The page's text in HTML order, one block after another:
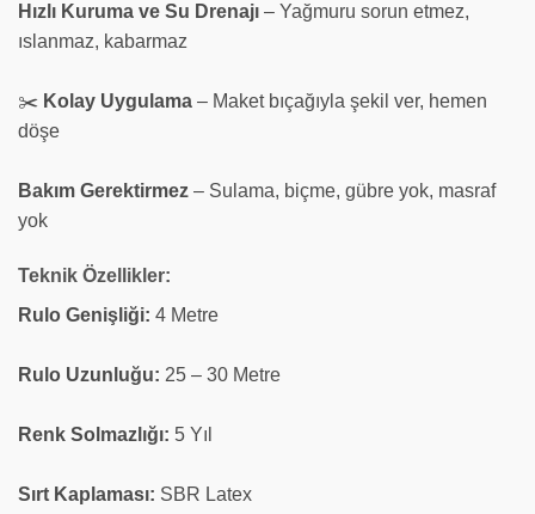
Hızlı Kuruma ve Su Drenajı – Yağmuru sorun etmez,
ıslanmaz, kabarmaz
✂️ Kolay Uygulama – Maket bıçağıyla şekil ver, hemen
döşe
Bakım Gerektirmez – Sulama, biçme, gübre yok, masraf
yok
Teknik Özellikler:
Rulo Genişliği: 4 Metre
Rulo Uzunluğu: 25 – 30 Metre
Renk Solmazlığı: 5 Yıl
Sırt Kaplaması: SBR Latex